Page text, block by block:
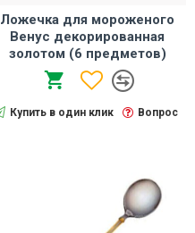
Ложечка для мороженого
Венус декорированная
золотом (6 предметов)
Купить в один клик Вопрос